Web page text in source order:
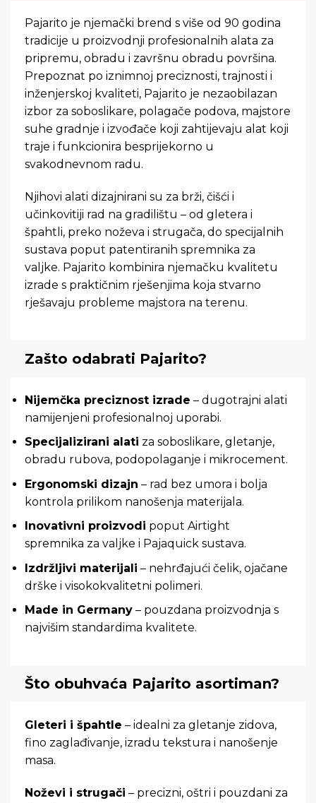
Pajarito je njemački brend s više od 90 godina
tradicije u proizvodnji profesionalnih alata za
pripremu, obradu i završnu obradu površina.
Prepoznat po iznimnoj preciznosti, trajnosti i
inženjerskoj kvaliteti, Pajarito je nezaobilazan
izbor za soboslikare, polagače podova, majstore
suhe gradnje i izvođače koji zahtijevaju alat koji
traje i funkcionira besprijekorno u
svakodnevnom radu.
Njihovi alati dizajnirani su za brži, čišći i
učinkovitiji rad na gradilištu – od gletera i
špahtli, preko noževa i strugača, do specijalnih
sustava poput patentiranih spremnika za
valjke. Pajarito kombinira njemačku kvalitetu
izrade s praktičnim rješenjima koja stvarno
rješavaju probleme majstora na terenu.
Zašto odabrati Pajarito?
Nijemčka preciznost izrade – dugotrajni alati
namijenjeni profesionalnoj uporabi.
Specijalizirani alati za soboslikare, gletanje,
obradu rubova, podopolaganje i mikrocement.
Ergonomski dizajn – rad bez umora i bolja
kontrola prilikom nanošenja materijala.
Inovativni proizvodi poput Airtight
spremnika za valjke i Pajaquick sustava.
Izdržljivi materijali – nehrđajući čelik, ojačane
drške i visokokvalitetni polimeri.
Made in Germany – pouzdana proizvodnja s
najvišim standardima kvalitete.
Što obuhvaća Pajarito asortiman?
Gleteri i špahtle – idealni za gletanje zidova,
fino zaglađivanje, izradu tekstura i nanošenje
masa.
Noževi i strugači – precizni, oštri i pouzdani za